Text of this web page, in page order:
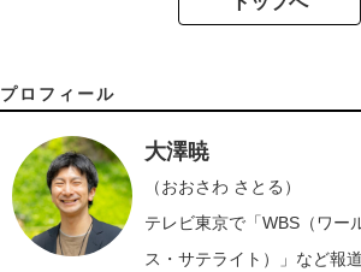
プロフィール
大澤暁
（おおさわ さとる）
テレビ東京で「WBS（ワー
ス・サテライト）」など報